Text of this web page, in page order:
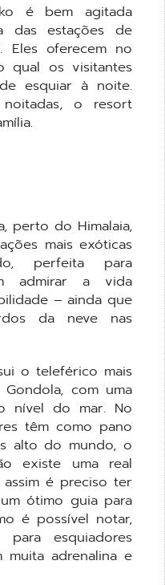
é bem agitada
das estações de
Eles oferecem no
qual os visitantes
esquiar à noite.
o resort
perto do Himalaia,
mais exóticas
perfeita para
admirar a vida
– ainda que
da neve nas
o teleférico mais
com uma
nível do mar. No
têm como pano
alto do mundo, o
existe uma real
é preciso ter
ótimo guia para
é possível notar,
esquiadores
muita adrenalina e